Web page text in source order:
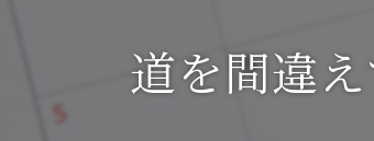
道を間違